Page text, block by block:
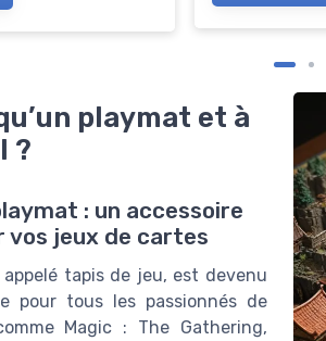
playmat et à
?
: un accessoire
vos jeux de cartes
tapis de jeu, est devenu
pour tous les passionnés de
Magic : The Gathering,